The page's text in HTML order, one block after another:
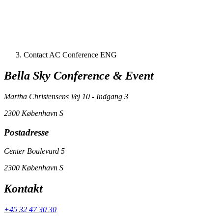
Contact AC Conference ENG
Bella Sky Conference & Event
Martha Christensens Vej 10 - Indgang 3
2300 København S
Postadresse
Center Boulevard 5
2300 København S
Kontakt
+45 32 47 30 30